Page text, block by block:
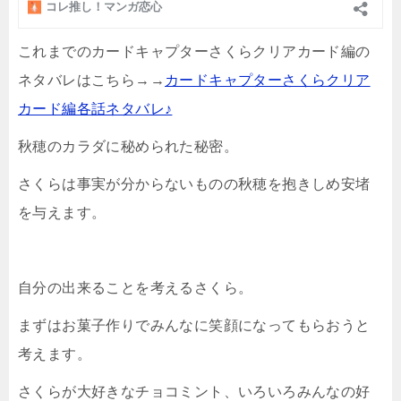
これまでのカードキャプターさくらクリアカード編の
ネタバレはこちら→→ カードキャプターさくらクリア
カード編各話ネタバレ♪
秋穂のカラダに秘められた秘密。
さくらは事実が分からないものの秋穂を抱きしめ安堵
を与えます。
自分の出来ることを考えるさくら。
まずはお菓子作りでみんなに笑顔になってもらおうと
考えます。
さくらが大好きなチョコミント、いろいろみんなの好